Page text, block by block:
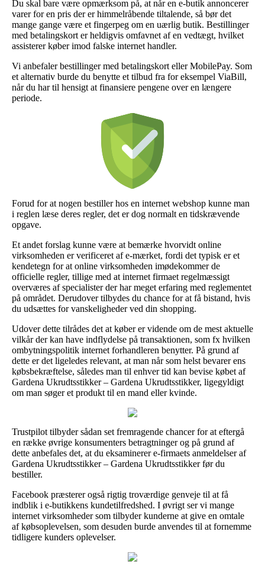
Du skal bare være opmærksom på, at når en e-butik annoncerer
varer for en pris der er himmelråbende tiltalende, så bør det
mange gange være et fingerpeg om en uærlig butik. Bestillinger
med betalingskort er heldigvis omfavnet af en vedtægt, hvilket
assisterer køber imod falske internet handler.
Vi anbefaler bestillinger med betalingskort eller MobilePay. Som
et alternativ burde du benytte et tilbud fra for eksempel ViaBill,
når du har til hensigt at finansiere pengene over en længere
periode.
Forud for at nogen bestiller hos en internet webshop kunne man
i reglen læse deres regler, det er dog normalt en tidskrævende
opgave.
Et andet forslag kunne være at bemærke hvorvidt online
virksomheden er verificeret af e-mærket, fordi det typisk er et
kendetegn for at online virksomheden imødekommer de
officielle regler, tillige med at internet firmaet regelmæssigt
overværes af specialister der har meget erfaring med reglementet
på området. Derudover tilbydes du chance for at få bistand, hvis
du udsættes for vanskeligheder ved din shopping.
Udover dette tilrådes det at køber er vidende om de mest aktuelle
vilkår der kan have indflydelse på transaktionen, som fx hvilken
ombytningspolitik internet forhandleren benytter. På grund af
dette er det ligeledes relevant, at man når som helst bevarer ens
købsbekræftelse, således man til enhver tid kan bevise købet af
Gardena Ukrudtsstikker – Gardena Ukrudtsstikker, ligegyldigt
om man søger et produkt til en mand eller kvinde.
Trustpilot tilbyder sådan set fremragende chancer for at eftergå
en række øvrige konsumenters betragtninger og på grund af
dette anbefales det, at du eksaminerer e-firmaets anmeldelser af
Gardena Ukrudtsstikker – Gardena Ukrudtsstikker før du
bestiller.
Facebook præsterer også rigtig troværdige genveje til at få
indblik i e-butikkens kundetilfredshed. I øvrigt ser vi mange
internet virksomheder som tilbyder kunderne at give en omtale
af købsoplevelsen, som desuden burde anvendes til at fornemme
tidligere kunders oplevelser.